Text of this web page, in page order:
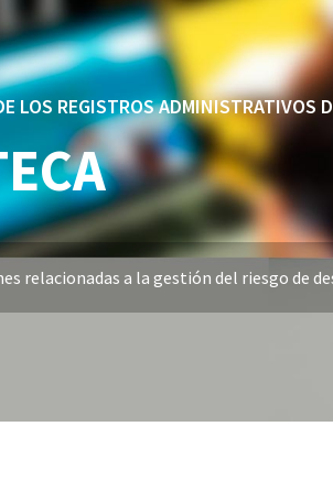
LOS REGISTROS ADMINISTRATIVOS
relacionadas a la gestión del riesgo de